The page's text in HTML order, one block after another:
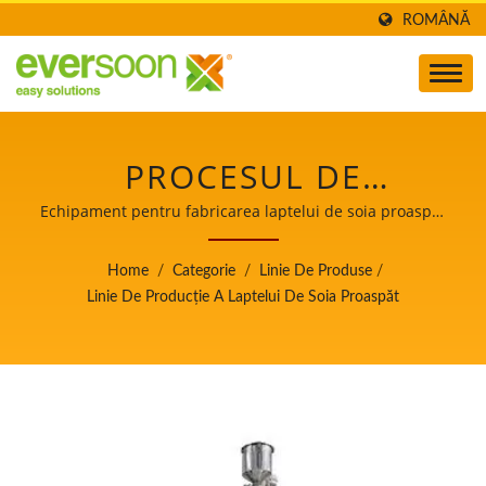
ROMÂNĂ
PROCESUL DE
FABRICARE A LAPTELUI
DE SOIA ÎN FABRICĂ,
CUM SĂ FACI LAPTE DE
FLUX PENTRU LAPTELE
Echipament pentru fabricarea laptelui de soia proaspăt
/ Lider al mașinilor automate de fabricare a tofu-ului și
laptelui de soia cu o prioritate de top în siguranța
alimentelor.
Home / Categorie / Linie De Produse /
Linie De Producție A Laptelui De Soia Proaspăt